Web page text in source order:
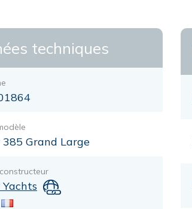
techniques
385 Grand Large